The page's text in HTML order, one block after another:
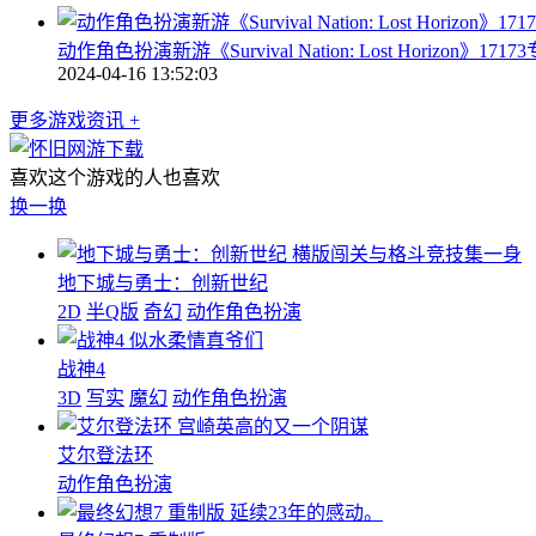
动作角色扮演新游《Survival Nation: Lost Horizon》17173
2024-04-16 13:52:03
更多游戏资讯 +
喜欢这个游戏的人也喜欢
换一换
横版闯关与格斗竞技集一身
地下城与勇士：创新世纪
2D 半Q版 奇幻 动作角色扮演
似水柔情真爷们
战神4
3D 写实 魔幻 动作角色扮演
宫崎英高的又一个阴谋
艾尔登法环
动作角色扮演
延续23年的感动。